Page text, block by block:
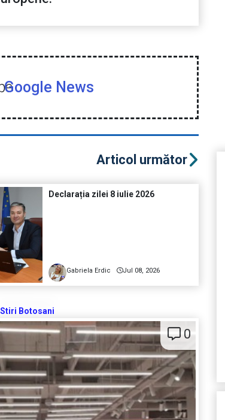
Google News
Articol următor
Declarația zilei 8 iulie 2026
Gabriela Erdic Jul 08, 2026
Stiri Botosani
0